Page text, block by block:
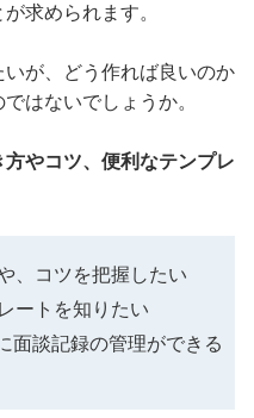
求められます。
が、どう作れば良いのか
はないでしょうか。
やコツ、便利なテンプレ
、コツを把握したい
ートを知りたい
面談記録の管理ができる